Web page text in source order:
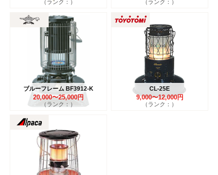
（ランク：） （ランク：）
ブルーフレーム BF3912-K
20,000〜25,000円
（ランク：）
CL-25E
9,000〜12,000円
（ランク：）